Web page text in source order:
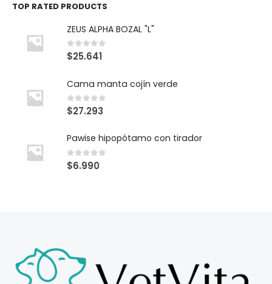
TOP RATED PRODUCTS
ZEUS ALPHA BOZAL "L"
0out of 5
$25.641
Cama manta cojín verde
0out of 5
$27.293
Pawise hipopótamo con tirador
0out of 5
$6.990